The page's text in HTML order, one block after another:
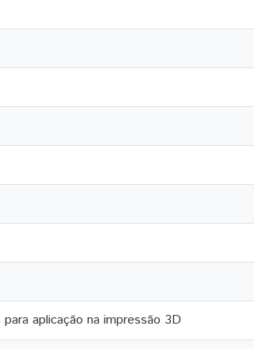
aplicação na impressão 3D